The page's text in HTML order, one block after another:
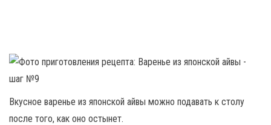
Вкусное варенье из японской айвы можно подавать к столу
после того, как оно остынет.